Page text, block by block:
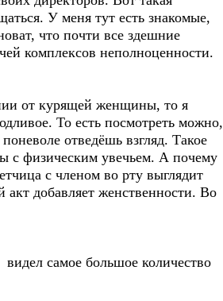
У меня тут есть знакомые,
что почти все здешние
комплексов неполноценности.
от курящей женщины, то я
То есть посмотреть можно,
отведёшь взгляд. Такое
с физическим увечьем. А почему
с членом во рту выглядит
добавляет женственности. Во
самое большое количество